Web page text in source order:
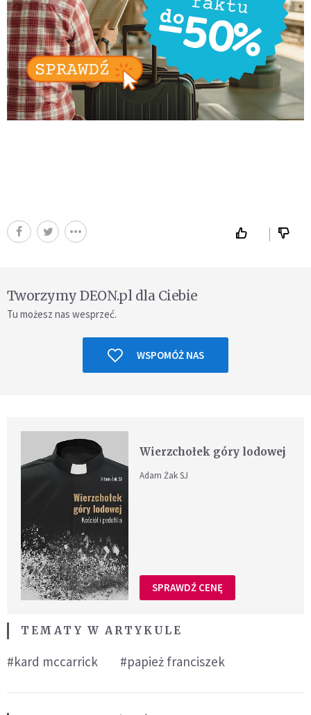
Tworzymy DEON.pl dla Ciebie
Tu możesz nas wesprzeć.
WSPOMÓŻ NAS
Wierzchołek góry lodowej
Adam Żak SJ
SPRAWDŹ CENĘ
TEMATY W ARTYKULE
#kard mccarrick #papież franciszek